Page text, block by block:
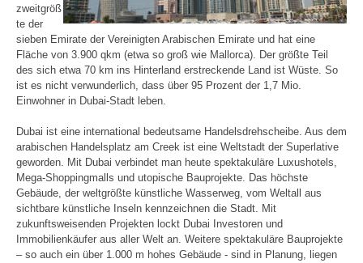
zweitgröß
te der
sieben Emirate der Vereinigten Arabischen Emirate und hat eine
Fläche von 3.900 qkm (etwa so groß wie Mallorca). Der größte Teil
des sich etwa 70 km ins Hinterland erstreckende Land ist Wüste. So
ist es nicht verwunderlich, dass über 95 Prozent der 1,7 Mio.
Einwohner in Dubai-Stadt leben.
Dubai ist eine international bedeutsame Handelsdrehscheibe. Aus dem
arabischen Handelsplatz am Creek ist eine Weltstadt der Superlative
geworden. Mit Dubai verbindet man heute spektakuläre Luxushotels,
Mega-Shoppingmalls und utopische Bauprojekte. Das höchste
Gebäude, der weltgrößte künstliche Wasserweg, vom Weltall aus
sichtbare künstliche Inseln kennzeichnen die Stadt. Mit
zukunftsweisenden Projekten lockt Dubai Investoren und
Immobilienkäufer aus aller Welt an. Weitere spektakuläre Bauprojekte
– so auch ein über 1.000 m hohes Gebäude - sind in Planung, liegen